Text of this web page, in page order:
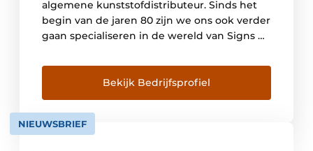
algemene kunststofdistributeur. Sinds het
begin van de jaren 80 zijn we ons ook verder
gaan specialiseren in de wereld van Signs &
professionals die afgewerkte visuele
communicatieproducten produceren en hun
onderaannemers. Onze afdeling Signs &
Graphics vormt de schakel tussen […]
Bekijk Bedrijfsprofiel
NIEUWSBRIEF